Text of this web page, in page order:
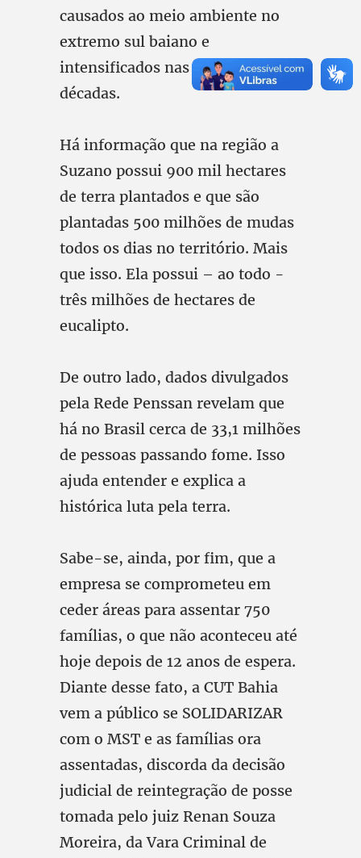
causados ao meio ambiente no
extremo sul baiano e
intensificados nas últimas três
décadas.
Há informação que na região a
Suzano possui 900 mil hectares
de terra plantados e que são
plantadas 500 milhões de mudas
todos os dias no território. Mais
que isso. Ela possui – ao todo -
três milhões de hectares de
eucalipto.
De outro lado, dados divulgados
pela Rede Penssan revelam que
há no Brasil cerca de 33,1 milhões
de pessoas passando fome. Isso
ajuda entender e explica a
histórica luta pela terra.
Sabe-se, ainda, por fim, que a
empresa se comprometeu em
ceder áreas para assentar 750
famílias, o que não aconteceu até
hoje depois de 12 anos de espera.
Diante desse fato, a CUT Bahia
vem a público se SOLIDARIZAR
com o MST e as famílias ora
assentadas, discorda da decisão
judicial de reintegração de posse
tomada pelo juiz Renan Souza
Moreira, da Vara Criminal de